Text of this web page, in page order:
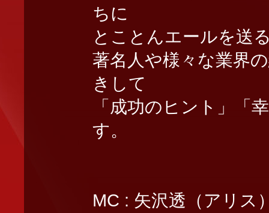
ちに
とことんエールを送
著名人や様々な業界
きして
「成功のヒント」「
す。
MC : 矢沢透（アリス